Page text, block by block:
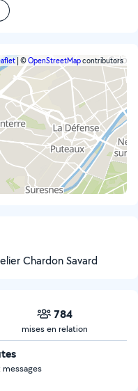
©OpenStreetMapcontributors
Chardon Savard
784
mises en relation
messages